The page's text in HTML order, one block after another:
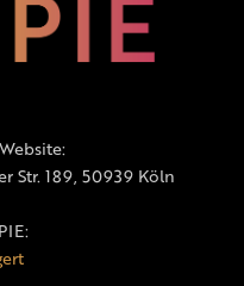
Str. 189, 50939 Köln